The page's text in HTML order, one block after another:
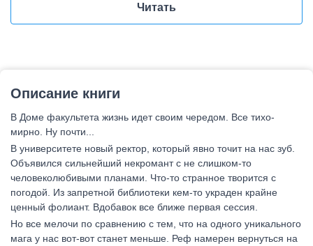
Читать
Описание книги
В Доме факультета жизнь идет своим чередом. Все тихо-
мирно. Ну почти...
В университете новый ректор, который явно точит на нас зуб.
Объявился сильнейший некромант с не слишком-то
человеколюбивыми планами. Что-то странное творится с
погодой. Из запретной библиотеки кем-то украден крайне
ценный фолиант. Вдобавок все ближе первая сессия.
Но все мелочи по сравнению с тем, что на одного уникального
мага у нас вот-вот станет меньше. Реф намерен вернуться на